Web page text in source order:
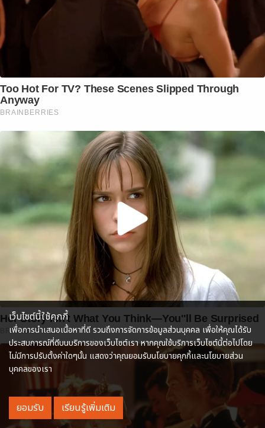
Too Hot For TV? These Scenes Slipped Through
Anyway
BRAINBERRIES
Her Story Isn't What You Think—You''ll Be Surprised
BRAINBERRIES
เว็บไซต์นี้ใช้คุกกี้
เพื่อการนำเสนอเนื้อหาที่ดี รวมถึงการจัดการข้อมูลส่วนบุคคล เพื่อให้คุณได้รับ
ประสบการณ์ที่ดีบนบริการของเว็บไซต์เรา หากคุณใช้บริการเว็บไซต์นี้ต่อไปโดย
ไม่มีการปรับตั้งค่าใดๆนั้น แสดงว่าคุณยอมรับนโยบายคุกกี้และนโยบายส่วน
บุคคลของเรา
ยอมรับ เรียนรู้เพิ่มเติม